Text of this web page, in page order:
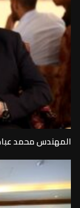
المهندس محمد